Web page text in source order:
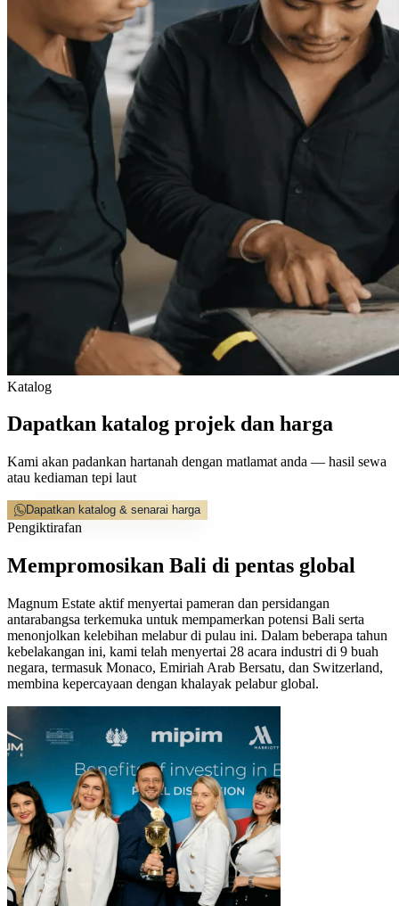
Katalog
Dapatkan katalog projek dan harga
Kami akan padankan hartanah dengan matlamat anda — hasil sewa
atau kediaman tepi laut
Dapatkan katalog & senarai harga
Pengiktirafan
Mempromosikan Bali di pentas global
Magnum Estate aktif menyertai pameran dan persidangan
antarabangsa terkemuka untuk mempamerkan potensi Bali serta
menonjolkan kelebihan melabur di pulau ini. Dalam beberapa tahun
kebelakangan ini, kami telah menyertai 28 acara industri di 9 buah
negara, termasuk Monaco, Emiriah Arab Bersatu, dan Switzerland,
membina kepercayaan dengan khalayak pelabur global.